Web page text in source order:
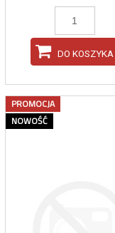
DO KOSZYKA
PROMOCJA
NOWOŚĆ